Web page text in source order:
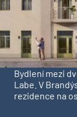
Bydlení mezi
Labe. V
rezidence na